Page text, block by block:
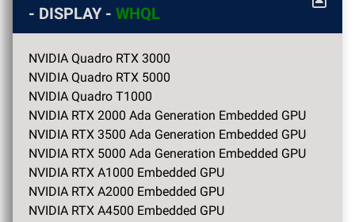
- DISPLAY - WHQL
NVIDIA Quadro RTX 3000
NVIDIA Quadro RTX 5000
NVIDIA Quadro T1000
NVIDIA RTX 2000 Ada Generation Embedded GPU
NVIDIA RTX 3500 Ada Generation Embedded GPU
NVIDIA RTX 5000 Ada Generation Embedded GPU
NVIDIA RTX A1000 Embedded GPU
NVIDIA RTX A2000 Embedded GPU
NVIDIA RTX A4500 Embedded GPU